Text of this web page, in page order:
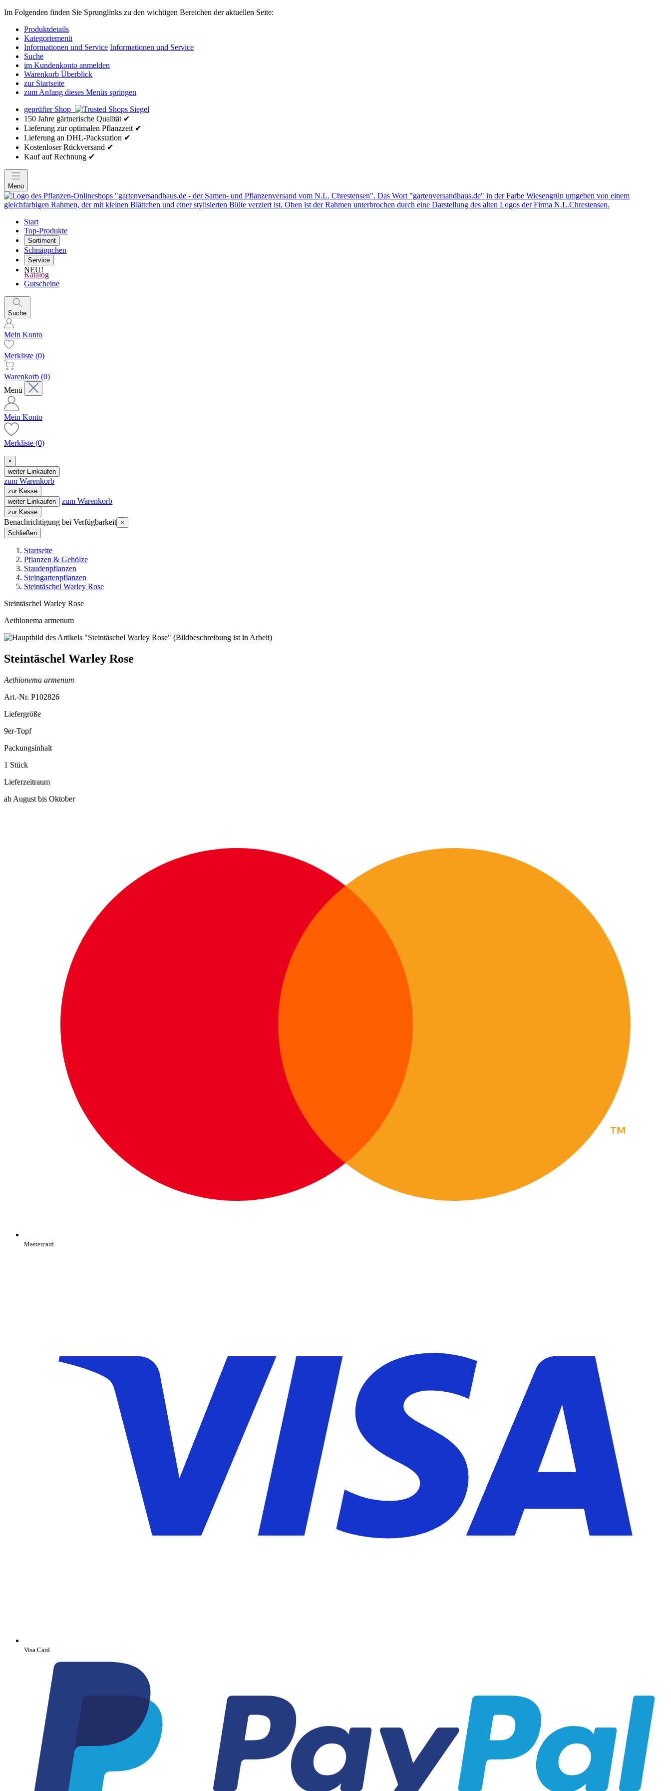
Im Folgenden finden Sie Sprunglinks zu den wichtigen Bereichen der aktuellen Seite:
Produktdetails
Kategoriemenü
Informationen und Service Informationen und Service
Suche
im Kundenkonto anmelden
Warenkorb Überblick
zur Startseite
zum Anfang dieses Menüs springen
geprüfter Shop
150 Jahre gärtnerische Qualität ✔
Lieferung zur optimalen Pflanzzeit ✔
Lieferung an DHL-Packstation ✔
Kostenloser Rückversand ✔
Kauf auf Rechnung ✔
Menü
Start
Top-Produkte
Sortiment
Schnäppchen
Service
NEU!
Katalog
Gutscheine
Suche
Mein Konto
Merkliste (0)
Warenkorb (0)
Menü
Mein Konto
Merkliste (0)
×
weiter Einkaufen
zum Warenkorb
zur Kasse
weiter Einkaufen
zum Warenkorb
zur Kasse
Benachrichtigung bei Verfügbarkeit ×
Schließen
Startseite
Pflanzen & Gehölze
Staudenpflanzen
Steingartenpflanzen
Steintäschel Warley Rose
Steintäschel Warley Rose
Aethionema armenum
Steintäschel Warley Rose
Aethionema armenum
Art.-Nr. P102826
Liefergröße
9er-Topf
Packungsinhalt
1 Stück
Lieferzeitraum
ab August bis Oktober
Mastercard
Visa Card